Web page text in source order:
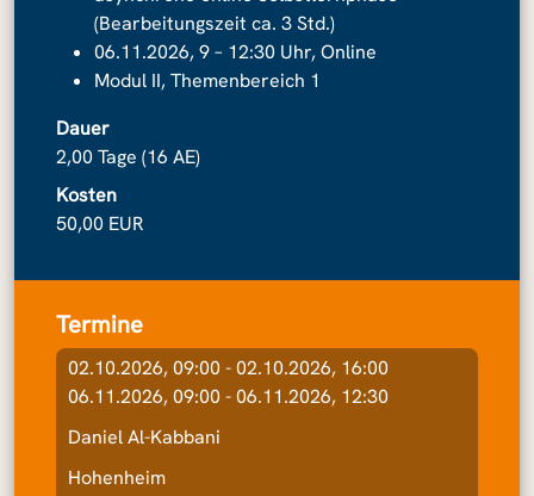
(Bearbeitungszeit ca. 3 Std.)
06.11.2026, 9 – 12:30 Uhr, Online
Modul II, Themenbereich 1
Dauer
2,00 Tage (16 AE)
Kosten
50,00 EUR
Termine
02.10.2026, 09:00 - 02.10.2026, 16:00
06.11.2026, 09:00 - 06.11.2026, 12:30
Daniel Al-Kabbani
Hohenheim